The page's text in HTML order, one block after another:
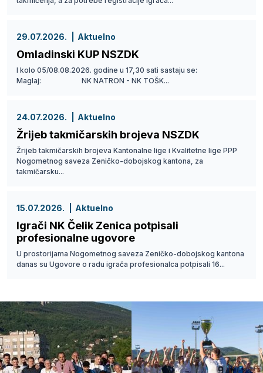
29.07.2026. Aktuelno
Omladinski KUP NSZDK
I kolo 05/08.08.2026. godine u 17,30 sati sastaju se:
Maglaj: NK NATRON - NK TOŠK...
24.07.2026. Aktuelno
Žrijeb takmičarskih brojeva NSZDK
Žrijeb takmičarskih brojeva Kantonalne lige i Kvalitetne lige PPP
Nogometnog saveza Zeničko-dobojskog kantona, za
takmičarsku...
15.07.2026. Aktuelno
Igrači NK Čelik Zenica potpisali
profesionalne ugovore
U prostorijama Nogometnog saveza Zeničko-dobojskog kantona
danas su Ugovore o radu igrača profesionalca potpisali 16...